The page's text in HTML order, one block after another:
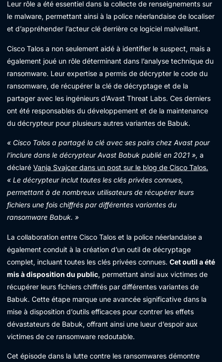
Leur rôle a été essentiel dans la collecte de renseignements sur
le malware, permettant ainsi à la police néerlandaise de localiser
et d’appréhender l’acteur clé derrière ce logiciel malveillant.
Cisco Talos a non seulement aidé à identifier le suspect, mais a
également joué un rôle déterminant dans l’analyse technique du
ransomware. Leur expertise a permis de décrypter le code du
ransomware, de récupérer la clé de décryptage et de la
partager avec les ingénieurs d’Avast Threat Labs. Ces derniers
ont été responsables du développement et de la maintenance
du décrypteur pour plusieurs autres variantes de Babuk.
« Cisco Talos a partagé la clé avec ses pairs chez Avast pour
l’inclure dans le décrypteur Avast Babuk publié en 2021 », a
déclaré Vanja Svajcer dans un post sur le blog de Cisco Talos.
« Le décrypteur inclut toutes les clés privées connues,
permettant à de nombreux utilisateurs de récupérer leurs
fichiers une fois chiffrés par différentes variantes du
ransomware Babuk. »
La collaboration entre Cisco Talos et la police néerlandaise a
également conduit à la création d’un outil de décryptage
complet, incluant toutes les clés privées connues. Cet outil a été
mis à disposition du public, permettant ainsi aux victimes de
récupérer leurs fichiers chiffrés par différentes variantes de
Babuk. Cette étape marque une avancée significative dans la
mise à disposition d’outils efficaces pour contrer les effets
dévastateurs de Babuk, offrant ainsi une lueur d’espoir aux
victimes de ce ransomware redoutable.
Cet épisode dans la lutte contre les ransomwares démontre